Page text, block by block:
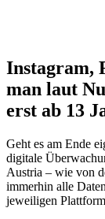
Instagram,
man laut
erst ab 13
Geht es am Ende
digitale
Austria – wie von
immerhin alle
jeweiligen